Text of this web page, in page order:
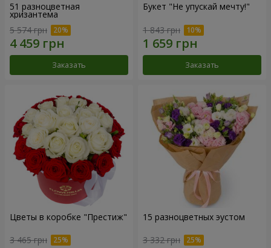
51 разноцветная
хризантема
5 574 грн
Заказать
Букет "Не упускай мечту!"
1 843 грн
Заказать
Цветы в коробке "Престиж"
3 465 грн
15 разноцветных эустом
3 332 грн